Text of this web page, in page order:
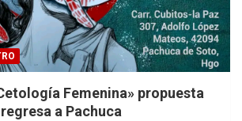
Femenina» propuesta
a Pachuca